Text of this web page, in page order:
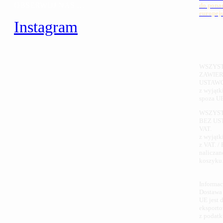
Instagram
do